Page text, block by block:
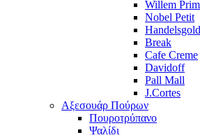
Willem
Nobel Petit
Handelsgold
Break
Cafe Creme
Davidoff
Pall Mall
J.Cortes
Αξεσουάρ Πούρων
Πουροτρύπανο
Ψαλίδι